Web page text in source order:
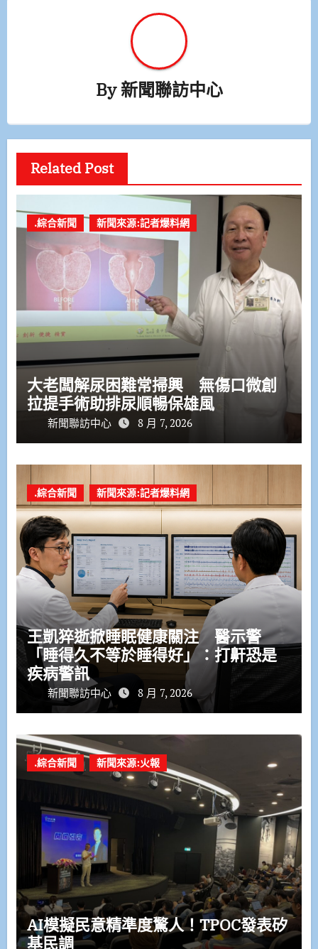
By新聞聯訪中心
Related Post
.綜合新聞 新聞來源:記者爆料網
大老闆解尿困難常掃興 無傷口微創
拉提手術助排尿順暢保雄風
新聞聯訪中心 8 月 7, 2026
.綜合新聞 新聞來源:記者爆料網
王凱猝逝掀睡眠健康關注 醫示警
「睡得久不等於睡得好」：打鼾恐是
疾病警訊
新聞聯訪中心 8 月 7, 2026
.綜合新聞 新聞來源:火報
AI模擬民意精準度驚人！TPOC發表矽
基民調